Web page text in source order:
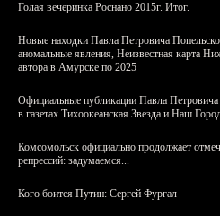
Голая вечеринка Роснано 2015г. Итог.
Новые находки Павла Петровича
аномальные явления, Неизвестная карта
автора в Амурске по 2025
Официальные публикации Павла
в газетах Тихоокеанская Звезда и Наш
Комсомольск официально продолжает
репрессий: задумаемся...
Кого боится Путин: Сергей Фургал